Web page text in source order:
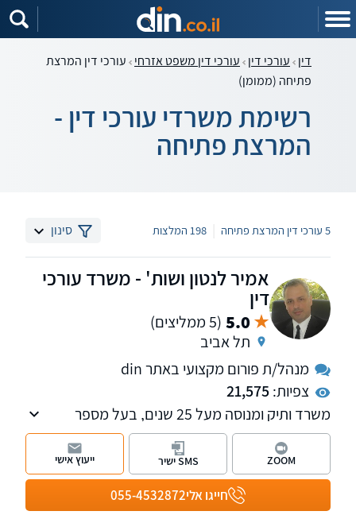
דין עורכי דין עורכי דין משפט אזרחי עורכי דין המרצת
פתיחה (ממומן)
רשימת משרדי עורכי דין -
המרצת פתיחה
5 עורכי דין המרצת פתיחה 198 המלצות סינון
אמיר לנטון ושות' - משרד עורכי
דין
5.0 (5 ממליצים)
תל אביב
מנהל/ת פורום מקצועי באתר din
צפיות:21,575
משרד ותיק ומנוסה מעל 25 שנים, בעל מספר
מחלקות לרבות מקרקעין, משפחה, ירושה, הוצאה
לפועל, אזרחי - מסחרי, רשויות, חוזים, לשון הרע,
עבודה. מנהל פורומים תכנון ובניה, אלימות
במשפחה והיטל השבחה הפקעות. חבר בוועדת
מקרקעין וקניין וכן בוועדת ירושה ומשפחה, בלשכת
חייגו אלי055-4532872
ZOOM SMS ישיר ייעוץ אישי